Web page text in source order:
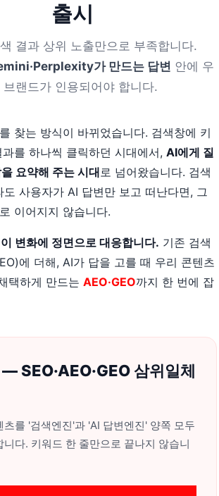
출시
결과 상위 노출만으로 부족합니다.
가 만드는 답변 안에 우
브랜드가 인용되어야 합니다.
찾는 방식이 바뀌었습니다. 검색창에 키
를 하나씩 클릭하던 시대에서, AI에게 질
요약해 주는 시대로 넘어왔습니다. 검색
도 사용자가 AI 답변만 보고 떠난다면, 그
이어지지 않습니다.
변화에 정면으로 대응합니다. 기존 검색
에 더해, AI가 답을 고를 때 우리 콘텐츠
택하게 만드는 AEO·GEO까지 한 번에 잡
SEO·AEO·GEO 삼위일체
츠를 '검색엔진'과 'AI 답변엔진' 양쪽 모두
니다. 키워드 한 줄만으로 끝나지 않습니